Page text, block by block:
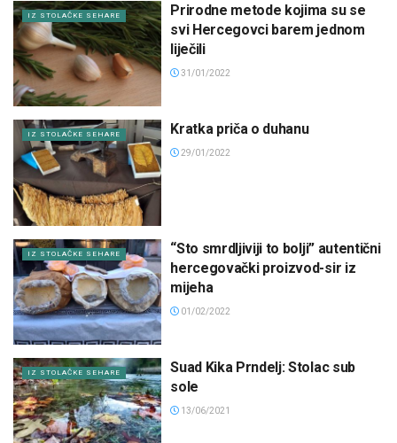
IZ STOLAČKE SEHARE
Prirodne metode kojima su se
svi Hercegovci barem jednom
liječili
31/01/2022
IZ STOLAČKE SEHARE Kratka priča o duhanu
29/01/2022
IZ STOLAČKE SEHARE
“Sto smrdljiviji to bolji” autentični
hercegovački proizvod-sir iz
mijeha
01/02/2022
IZ STOLAČKE SEHARE
Suad Kika Prndelj: Stolac sub
sole
13/06/2021